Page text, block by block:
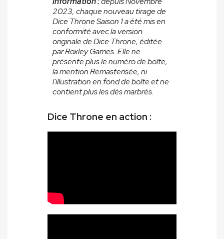
2023, chaque nouveau tirage de
Dice Throne Saison 1 a été mis en
conformité avec la version
originale de Dice Throne, éditée
par Roxley Games. Elle ne
présente plus le numéro de boîte,
la mention Remasterisée, ni
l'illustration en fond de boîte et ne
contient plus les dés marbrés.
Dice Throne en action :